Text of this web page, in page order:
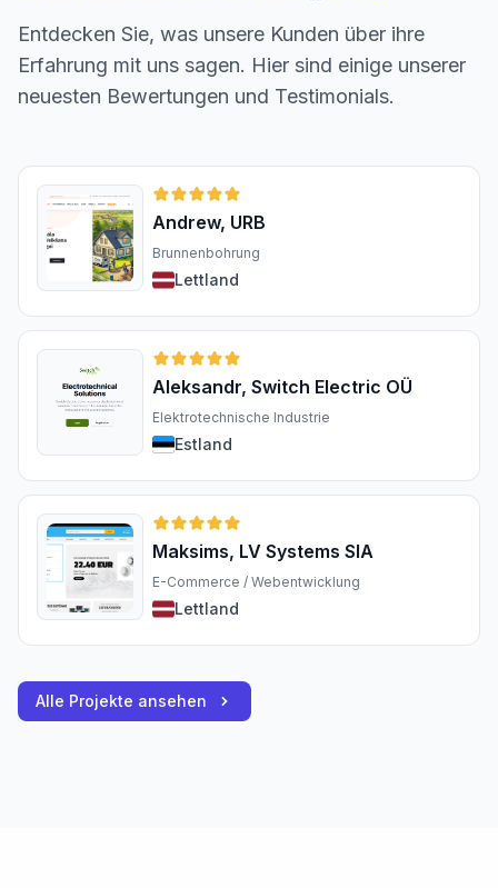
Entdecken Sie, was unsere Kunden über ihre
Erfahrung mit uns sagen. Hier sind einige unserer
neuesten Bewertungen und Testimonials.
Andrew, URB
Brunnenbohrung
Lettland
Aleksandr, Switch Electric OÜ
Elektrotechnische Industrie
Estland
Maksims, LV Systems SIA
E-Commerce / Webentwicklung
Lettland
Alle Projekte ansehen